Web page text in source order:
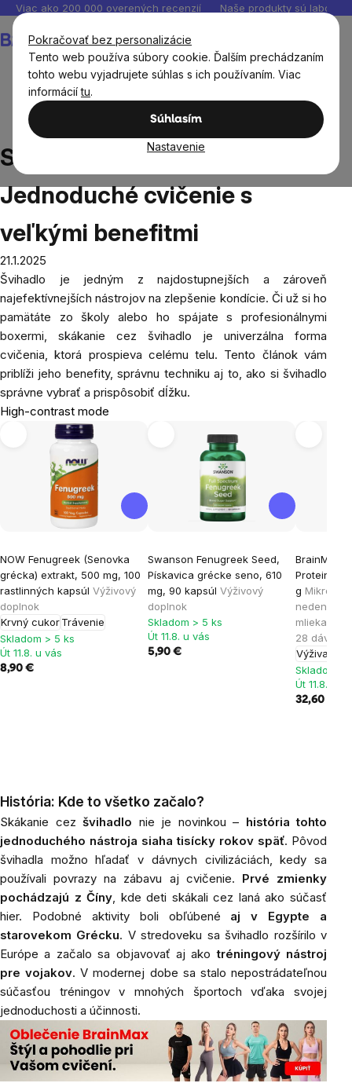
Pokračovať bez personalizácie
Tento web používa súbory cookie. Ďalším prechádzaním
tohto webu vyjadrujete súhlas s ich používaním. Viac
informáciítu.
Súhlasím
Nastavenie
Prejsť
obsah
Viac ako 200 000 overených recenzií Naše produkty sú
košík
Skákanie cez švihadlo: Jednoduché cvičenie s
veľkými benefitmi
Skákanie cez švihadlo:
Jednoduché cvičenie s
veľkými benefitmi
21.1.2025
Švihadlo je jedným z najdostupnejších a zároveň
najefektívnejších nástrojov na zlepšenie kondície. Či už si ho
pamätáte zo školy alebo ho spájate s profesionálnymi
boxermi, skákanie cez švihadlo je univerzálna forma
cvičenia, ktorá prospieva celému telu. Tento článok vám
priblíži jeho benefity, správnu techniku aj to, ako si švihadlo
správne vybrať a prispôsobiť dĺžku.
High-contrast mode
NOW Fenugreek (Senovka
grécka) extrakt, 500 mg, 100
rastlinných kapsúl Výživový
doplnok
Krvný cukorTrávenie
Skladom > 5 ks
Út 11.8. u vás
8,90 €
Swanson Fenugreek Seed,
Pískavica grécke seno, 610
mg, 90 kapsúl Výživový
doplnok
Skladom > 5 ks
Út 11.8. u vás
5,90 €
BrainMax
Protein®,
g
mlieka
28 dávok,
Výživa
Skladom >
Út 11.8. u
32,60 €
História: Kde to všetko začalo?
Skákanie cez švihadlo nie je novinkou – história tohto
jednoduchého nástroja siaha tisícky rokov späť. Pôvod
švihadla možno hľadať v dávnych civilizáciách, kedy sa
používali povrazy na zábavu aj cvičenie. Prvé zmienky
pochádzajú z Číny, kde deti skákali cez laná ako súčasť
hier. Podobné aktivity boli obľúbené aj v Egypte a
starovekom Grécku. V stredoveku sa švihadlo rozšírilo v
Európe a začalo sa objavovať aj akotréningový nástroj
pre vojakov. V modernej dobe sa stalo nepostrádateľnou
súčasťou tréningov v mnohých športoch vďaka svojej
jednoduchosti a účinnosti.